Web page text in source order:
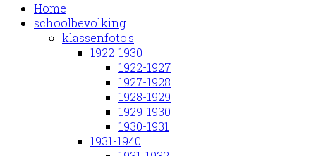
Home
schoolbevolking
klassenfoto's
1922-1930
1922-1927
1927-1928
1928-1929
1929-1930
1930-1931
1931-1940